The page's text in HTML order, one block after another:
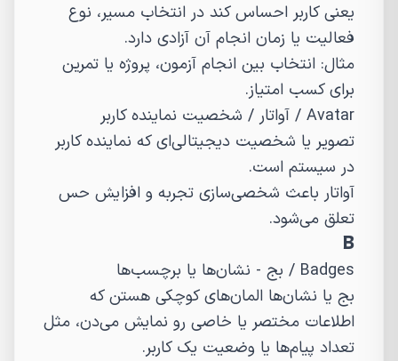
یعنی کاربر احساس کند در انتخاب مسیر، نوع
فعالیت یا زمان انجام آن آزادی دارد.
مثال: انتخاب بین انجام آزمون، پروژه یا تمرین
برای کسب امتیاز.
Avatar
/ آواتار / شخصیت نماینده کاربر
تصویر یا شخصیت دیجیتالی‌ای که نماینده کاربر
در سیستم است.
آواتار باعث شخصی‌سازی تجربه و افزایش حس
تعلق می‌شود.
B
Badges
/ بج - نشان‌ها یا برچسب‌ها
بج یا نشان‌ها المان‌های کوچکی هستن که
اطلاعات مختصر یا خاصی رو نمایش می‌دن، مثل
تعداد پیام‌ها یا وضعیت یک کاربر.